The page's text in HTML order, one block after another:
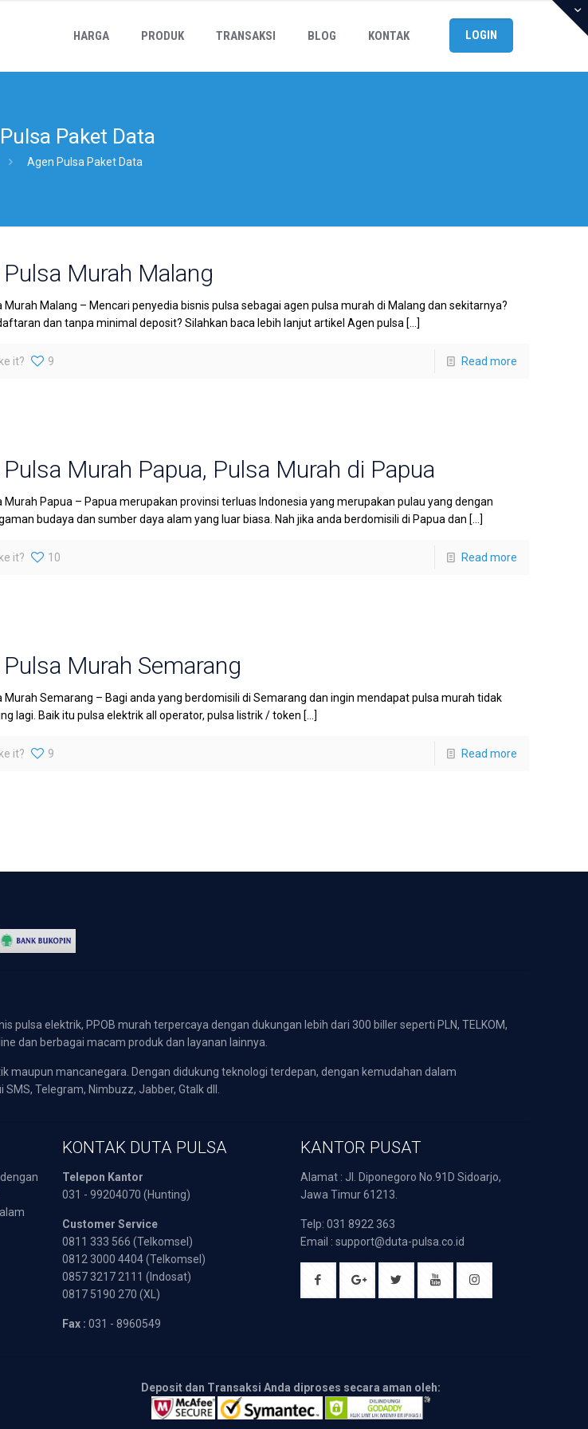
HARGA PRODUK TRANSAKSI BLOG KONTAK LOGIN
Paket Data
Agen Pulsa Paket Data
Murah Malang
Murah Malang – Mencari penyedia bisnis pulsa sebagai agen pulsa murah di Malang dan sekitarnya?
dan tanpa minimal deposit? Silahkan baca lebih lanjut artikel Agen pulsa […]
it? 9 Read more
Murah Papua, Pulsa Murah di Papua
Murah Papua – Papua merupakan provinsi terluas Indonesia yang merupakan pulau yang dengan
budaya dan sumber daya alam yang luar biasa. Nah jika anda berdomisili di Papua dan […]
it? 10 Read more
Murah Semarang
Murah Semarang – Bagi anda yang berdomisili di Semarang dan ingin mendapat pulsa murah tidak
lagi. Baik itu pulsa elektrik all operator, pulsa listrik / token […]
it? 9 Read more
elektrik, PPOB murah terpercaya dengan dukungan lebih dari 300 biller seperti PLN, TELKOM,
dan berbagai macam produk dan layanan lainnya.
mancanegara. Dengan didukung teknologi terdepan, dengan kemudahan dalam
Telegram, Nimbuzz, Jabber, Gtalk dll.
KONTAK DUTA PULSA
Telepon Kantor
031 - 99204070 (Hunting)
Customer Service
0811 333 566 (Telkomsel)
0812 3000 4404 (Telkomsel)
0857 3217 2111 (Indosat)
0817 5190 270 (XL)
Fax : 031 - 8960549
KANTOR PUSAT
Alamat : Jl. Diponegoro No.91D Sidoarjo,
Jawa Timur 61213.
Telp: 031 8922 363
Email : support@duta-pulsa.co.id
Deposit dan Transaksi Anda diproses secara aman oleh: